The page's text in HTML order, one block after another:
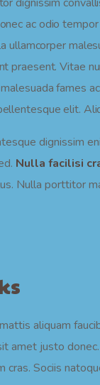
ac odio
ullamcorper
praesent. Vitae
fames
elit.
dignissim
Nulla facilisi
Nulla porttitor
aliquam
amet justo
cras. Sociis